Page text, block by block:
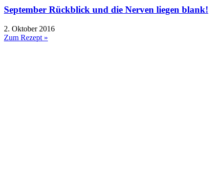
September Rückblick und die Nerven liegen blank!
2. Oktober 2016
Zum Rezept »